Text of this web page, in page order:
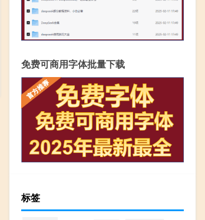
免费可商用字体批量下载
标签